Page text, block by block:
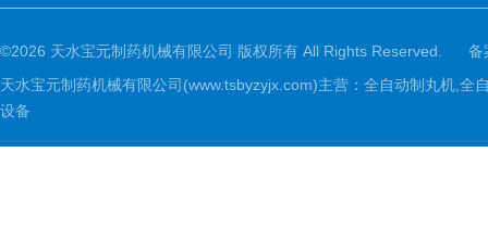
©2026 天水宝元制药机械有限公司 版权所有 All Rights Reserved.
备
天水宝元制药机械有限公司(www.tsbyzyjx.com)主营：全自动制丸机,
设备